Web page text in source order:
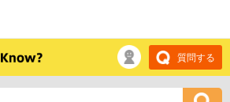
質問する